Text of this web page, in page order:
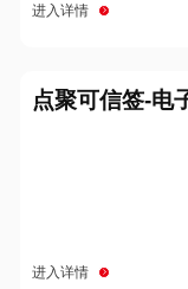
进入详情
点聚可信签-电
进入详情